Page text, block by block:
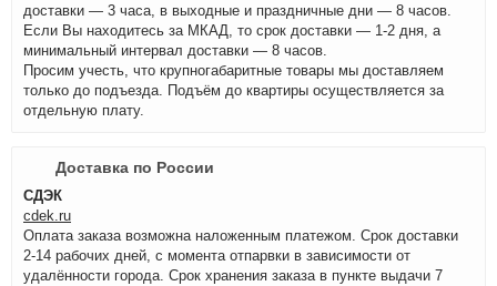
доставки — 3 часа, в выходные и праздничные дни — 8 часов.
Если Вы находитесь за МКАД, то срок доставки — 1-2 дня, а
минимальный интервал доставки — 8 часов.
Просим учесть, что крупногабаритные товары мы доставляем
только до подъезда. Подъём до квартиры осуществляется за
отдельную плату.
Доставка по России
СДЭК
cdek.ru
Оплата заказа возможна наложенным платежом. Срок доставки
2-14 рабочих дней, с момента отпарвки в зависимости от
удалённости города. Срок хранения заказа в пункте выдачи 7